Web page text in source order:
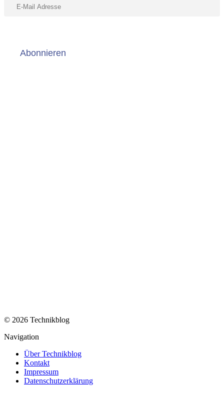
Abonnieren
© 2026 Technikblog
Navigation
Über Technikblog
Kontakt
Impressum
Datenschutzerklärung